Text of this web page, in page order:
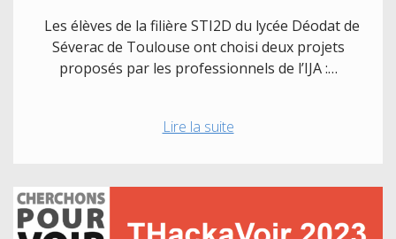
Les élèves de la filière STI2D du lycée Déodat de
Séverac de Toulouse ont choisi deux projets
proposés par les professionnels de l’IJA :…
Lire la suiteBienvenue
makers
l’édition